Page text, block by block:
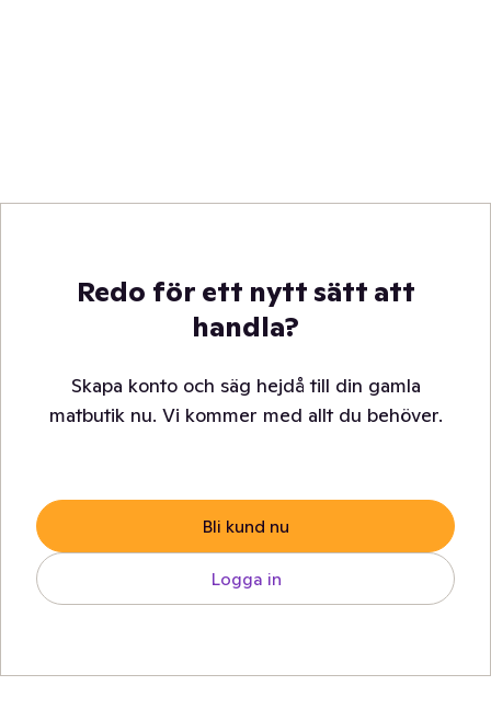
Redo för ett nytt sätt att
handla?
Skapa konto och säg hejdå till din gamla
matbutik nu. Vi kommer med allt du behöver.
Bli kund nu
Logga in